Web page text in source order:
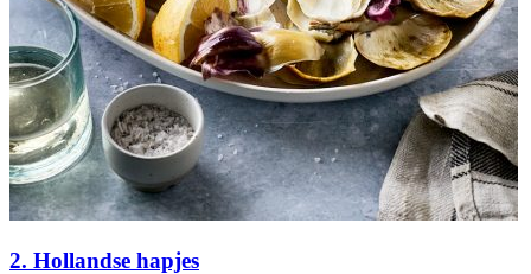
2. Hollandse hapjes